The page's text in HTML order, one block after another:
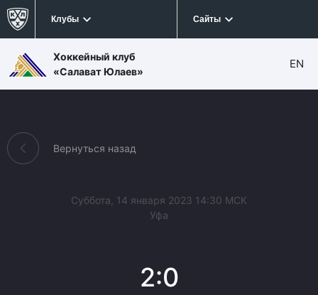
Клубы Сайты
Хоккейный клуб
«Салават Юлаев»
EN
Вернуться назад
Суббота, 14 января 2023 14:30 МСК
Уфа
2:0